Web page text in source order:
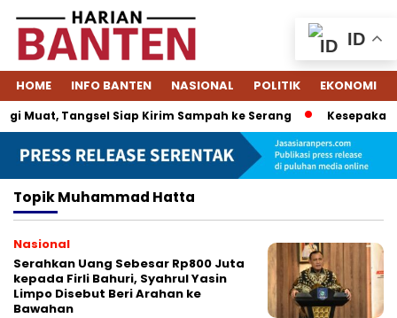
HOME INFO BANTEN NASIONAL POLITIK EKONOMI
Muat, Tangsel Siap Kirim Sampah ke Serang
TopikMuhammad Hatta
Nasional
Serahkan Uang Sebesar Rp800 Juta
kepada Firli Bahuri, Syahrul Yasin
Limpo Disebut Beri Arahan ke
Bawahan
ID